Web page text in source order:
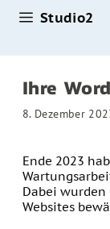
Studio2
Ihre
8. Dezember
Ende 2023
Dabei wurden
Websites